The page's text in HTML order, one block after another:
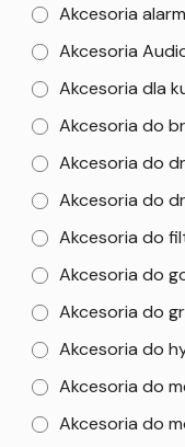
Akcesoria
Akcesoria
Akcesoria dla
Akcesoria do
Akcesoria do
Akcesoria do
Akcesoria do
Akcesoria do
Akcesoria do
Akcesoria do
Akcesoria do
Akcesoria do